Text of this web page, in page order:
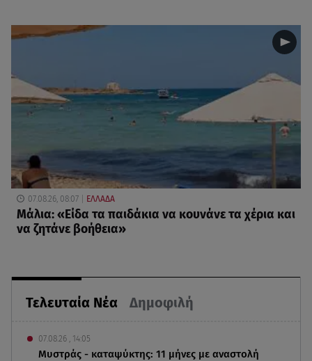
Τελευταία Νέα Δημοφιλή
07.08.26 , 14:05
Μυστράς - καταψύκτης: 11 μήνες με αναστολή
07.08.26, 08:07 ΕΛΛΑΔΑ
Μάλια: «Είδα τα παιδάκια να κουνάνε τα χέρια και
να ζητάνε βοήθεια»